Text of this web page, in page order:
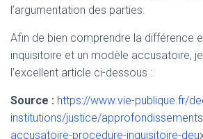
l’argumentation des parties.
Afin de bien comprendre la différence
inquisitoire et un modèle accusatoire,
l’excellent article ci-dessous :
Source : https://www.vie-publique.fr/
institutions/justice/
accusatoire-procedure-inquisitoire-